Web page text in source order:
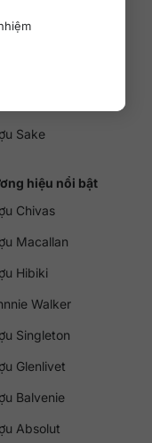
vang Úc
Sake
hiệu nổi bật
Chivas
Macallan
Hibiki
Walker
Singleton
Glenlivet
Balvenie
Absolut